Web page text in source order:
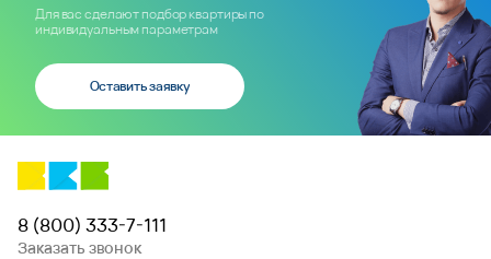
Для вас сделают подбор квартиры по
индивидуальным параметрам
Оставить заявку
8 (800) 333-7-111
Заказать звонок